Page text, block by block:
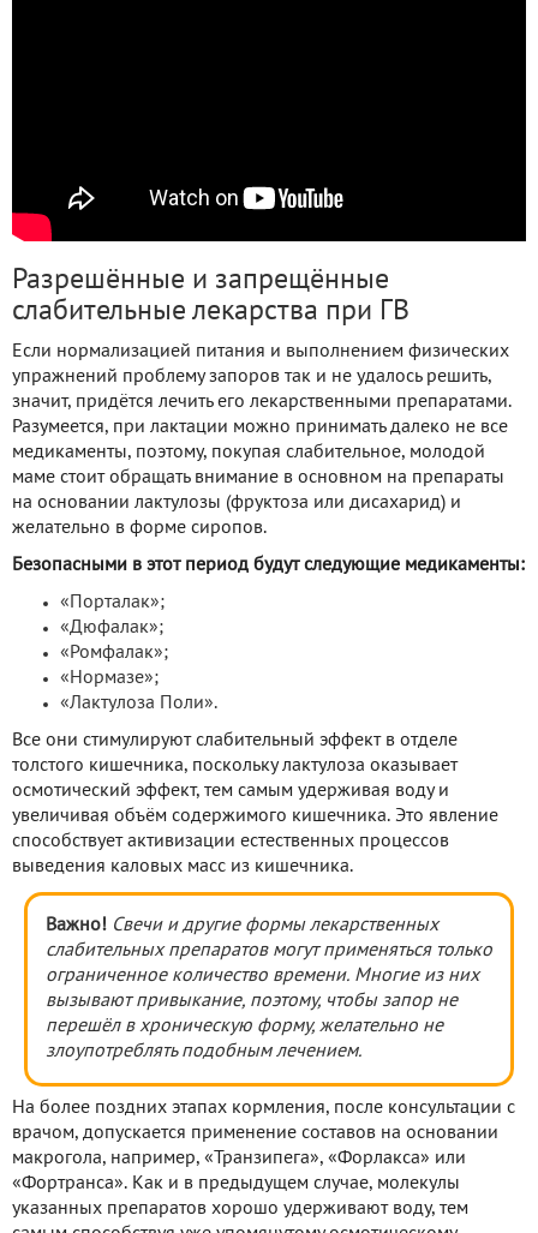
Разрешённые и запрещённые
слабительные лекарства при ГВ
Если нормализацией питания и выполнением физических
упражнений проблему запоров так и не удалось решить,
значит, придётся лечить его лекарственными препаратами.
Разумеется, при лактации можно принимать далеко не все
медикаменты, поэтому, покупая слабительное, молодой
маме стоит обращать внимание в основном на препараты
на основании лактулозы (фруктоза или дисахарид) и
желательно в форме сиропов.
Безопасными в этот период будут следующие медикаменты:
«Порталак»;
«Дюфалак»;
«Ромфалак»;
«Нормазе»;
«Лактулоза Поли».
Все они стимулируют слабительный эффект в отделе
толстого кишечника, поскольку лактулоза оказывает
осмотический эффект, тем самым удерживая воду и
увеличивая объём содержимого кишечника. Это явление
способствует активизации естественных процессов
выведения каловых масс из кишечника.
Важно! Свечи и другие формы лекарственных
слабительных препаратов могут применяться только
ограниченное количество времени. Многие из них
вызывают привыкание, поэтому, чтобы запор не
перешёл в хроническую форму, желательно не
злоупотреблять подобным лечением.
На более поздних этапах кормления, после консультации с
врачом, допускается применение составов на основании
макрогола, например, «Транзипега», «Форлакса» или
«Фортранса». Как и в предыдущем случае, молекулы
указанных препаратов хорошо удерживают воду, тем